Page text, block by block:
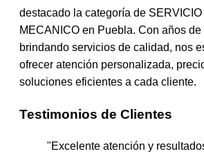
destacado la categoría de
MECANICO en Puebla. Con años
brindando servicios de calidad, nos
ofrecer atención personalizada,
soluciones eficientes a cada cliente.
Testimonios de Clientes
"Excelente atención y